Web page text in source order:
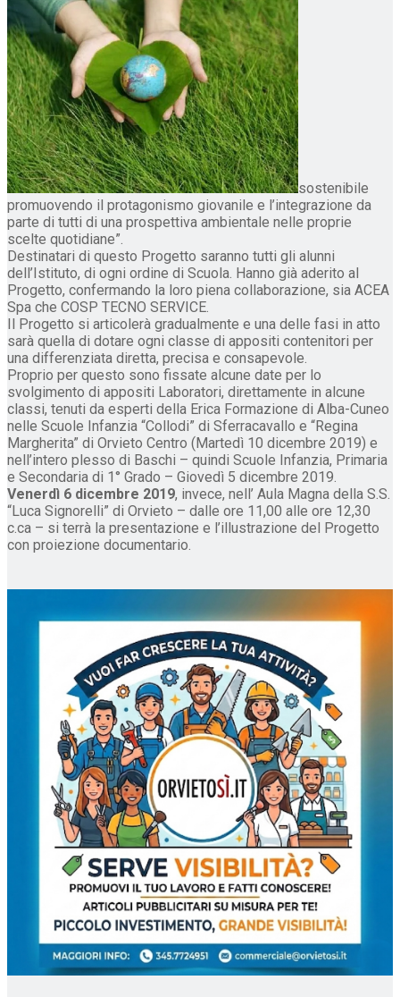
sostenibile
promuovendo il protagonismo giovanile e l’integrazione da
parte di tutti di una prospettiva ambientale nelle proprie
scelte quotidiane”.
Destinatari di questo Progetto saranno tutti gli alunni
dell’Istituto, di ogni ordine di Scuola. Hanno già aderito al
Progetto, confermando la loro piena collaborazione, sia ACEA
Spa che COSP TECNO SERVICE.
Il Progetto si articolerà gradualmente e una delle fasi in atto
sarà quella di dotare ogni classe di appositi contenitori per
una differenziata diretta, precisa e consapevole.
Proprio per questo sono fissate alcune date per lo
svolgimento di appositi Laboratori, direttamente in alcune
classi, tenuti da esperti della Erica Formazione di Alba-Cuneo
nelle Scuole Infanzia “Collodi” di Sferracavallo e “Regina
Margherita” di Orvieto Centro (Martedì 10 dicembre 2019) e
nell’intero plesso di Baschi – quindi Scuole Infanzia, Primaria
e Secondaria di 1° Grado – Giovedì 5 dicembre 2019.
Venerdì 6 dicembre 2019, invece, nell’ Aula Magna della S.S.
“Luca Signorelli” di Orvieto – dalle ore 11,00 alle ore 12,30
c.ca – si terrà la presentazione e l’illustrazione del Progetto
con proiezione documentario.